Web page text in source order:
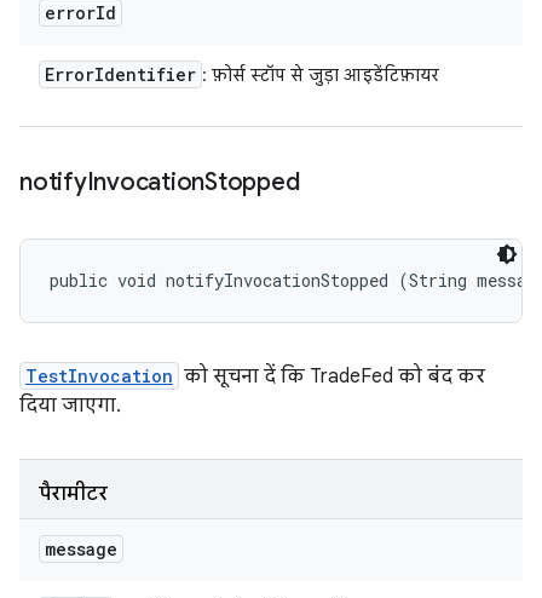
errorId
ErrorIdentifier : फ़ोर्स स्टॉप से जुड़ा आइडेंटिफ़ायर
notifyInvocationStopped
public void notifyInvocationStopped (String
TestInvocation को सूचना दें कि TradeFed को बंद कर
दिया जाएगा.
पैरामीटर
message